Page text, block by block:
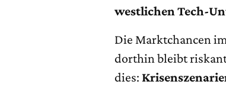
westlichen Tech-
Die Marktchancen
dorthin bleibt
dies: